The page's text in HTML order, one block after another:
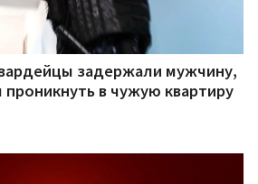
задержали мужчину,
в чужую квартиру